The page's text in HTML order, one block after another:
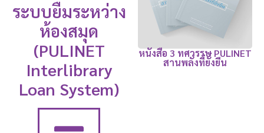
ระบบยืมระหว่าง
ห้องสมุด
(PULINET
Interlibrary
Loan System)
หนังสือ 3 ทศวรรษ PULINET
สานพลังที่ยั่งยืน